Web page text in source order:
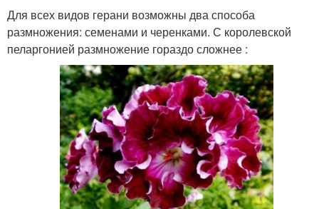
Для всех видов герани возможны два способа
размножения: семенами и черенками. С королевской
пеларгонией размножение гораздо сложнее :